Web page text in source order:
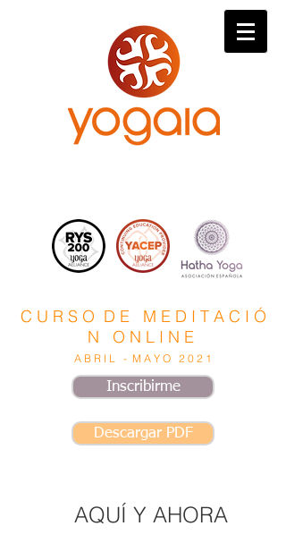
C U R S O D E M E D I T A C I Ó
N O N L I N E
A B R I L - M A Y O 2 0 2 1
Inscribirme
Descargar PDF
AQUÍ Y AHORA